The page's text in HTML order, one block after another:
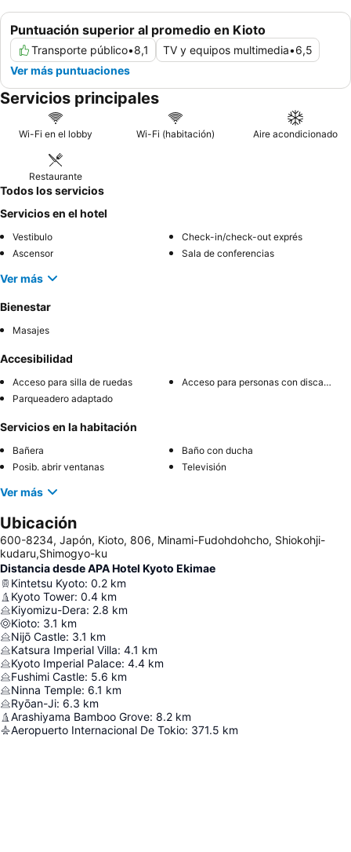
Puntuación superior al promedio en Kioto
Transporte público•8,1 TV y equipos multimedia•6,5
Ver más puntuaciones
Servicios principales
Wi-Fi en el lobby Wi-Fi (habitación) Aire acondicionado
Restaurante
Todos los servicios
Servicios en el hotel
Vestibulo
Check-in/check-out exprés
Ascensor
Sala de conferencias
Ver más
Bienestar
Masajes
Accesibilidad
Acceso para silla de ruedas
Acceso para personas con discapacidad
Parqueadero adaptado
Servicios en la habitación
Bañera
Baño con ducha
Posib. abrir ventanas
Televisión
Ver más
Ubicación
600-8234, Japón, Kioto, 806, Minami-Fudohdohcho, Shiokohji-
kudaru,Shimogyo-ku
Distancia desde APA Hotel Kyoto Ekimae
Kintetsu Kyoto: 0.2 km
Kyoto Tower: 0.4 km
Kiyomizu-Dera: 2.8 km
Kioto: 3.1 km
Nijō Castle: 3.1 km
Katsura Imperial Villa: 4.1 km
Kyoto Imperial Palace: 4.4 km
Fushimi Castle: 5.6 km
Ninna Temple: 6.1 km
Ryōan-Ji: 6.3 km
Arashiyama Bamboo Grove: 8.2 km
Aeropuerto Internacional De Tokio: 371.5 km